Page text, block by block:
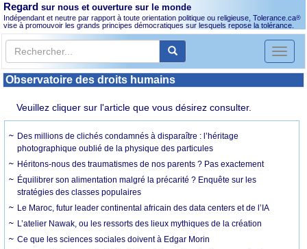
Regard sur nous et ouverture sur le monde
Indépendant et neutre par rapport à toute orientation politique ou religieuse, Tolerance.ca®
vise à promouvoir les grands principes démocratiques sur lesquels repose la tolérance.
Toggle
Observatoire des droits humains
Veuillez cliquer sur l'article que vous désirez consulter.
Des millions de clichés condamnés à disparaître : l’héritage
photographique oublié de la physique des particules
Héritons-nous des traumatismes de nos parents ? Pas exactement
Équilibrer son alimentation malgré la précarité ? Enquête sur les
stratégies des classes populaires
Le Maroc, futur leader continental africain des data centers et de l’IA
L’atelier Nawak, ou les ressorts des lieux mythiques de la création
Ce que les sciences sociales doivent à Edgar Morin